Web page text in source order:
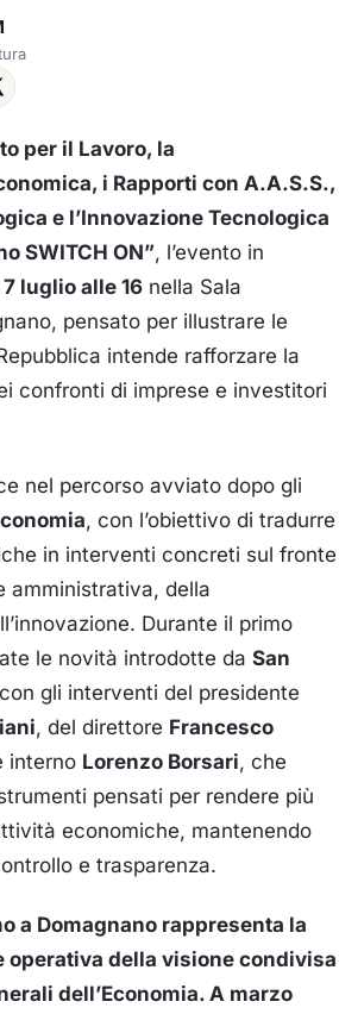
per il Lavoro, la
i Rapporti con A.A.S.S.,
e l’Innovazione Tecnologica
SWITCH ON”, l’evento in
luglio alle 16 nella Sala
pensato per illustrare le
intende rafforzare la
confronti di imprese e investitori
nel percorso avviato dopo gli
, con l’obiettivo di tradurre
in interventi concreti sul fronte
amministrativa, della
Durante il primo
le novità introdotte da San
gli interventi del presidente
, del direttore Francesco
interno Lorenzo Borsari, che
pensati per rendere più
economiche, mantenendo
e trasparenza.
a Domagnano rappresenta la
operativa della visione condivisa
dell’Economia. A marzo